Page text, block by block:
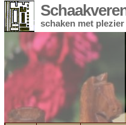
schaken met